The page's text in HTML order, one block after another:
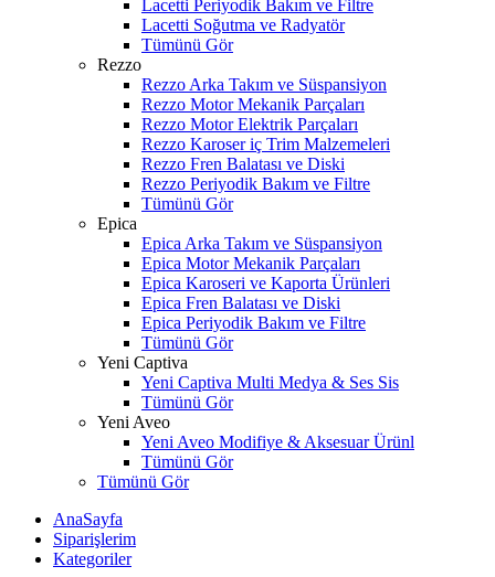
Lacetti Periyodik Bakım ve Filtre
Lacetti Soğutma ve Radyatör
Tümünü Gör
Rezzo
Rezzo Arka Takım ve Süspansiyon
Rezzo Motor Mekanik Parçaları
Rezzo Motor Elektrik Parçaları
Rezzo Karoser iç Trim Malzemeleri
Rezzo Fren Balatası ve Diski
Rezzo Periyodik Bakım ve Filtre
Tümünü Gör
Epica
Epica Arka Takım ve Süspansiyon
Epica Motor Mekanik Parçaları
Epica Karoseri ve Kaporta Ürünleri
Epica Fren Balatası ve Diski
Epica Periyodik Bakım ve Filtre
Tümünü Gör
Yeni Captiva
Yeni Captiva Multi Medya & Ses Sis
Tümünü Gör
Yeni Aveo
Yeni Aveo Modifiye & Aksesuar Ürünl
Tümünü Gör
Tümünü Gör
AnaSayfa
Siparişlerim
Kategoriler